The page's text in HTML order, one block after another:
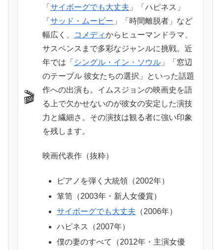
🎬
「 サイボーグでも大丈夫 」「ハピネス」
「 サッド・ムービー 」「時間離脱者」など
幅広く、
コメディからヒューマンドラマ、
サスペンスまで多彩なジャンルに挑戦。近
年では「 シングル・イン・ソウル 」「窓辺
のテーブル 彼女たちの選択」といった話題
作への出演も。イムスジョンの映画史を語
る上で欠かせないのが彼女の安定した演技
力と繊細さ。その演技は観る者に強い印象
を残します。
映画代表作（抜粋）
ピアノを弾く大統領（2002年）
箪笥（2003年・新人女優賞）
サイボーグでも大丈夫 （2006年）
ハピネス（2007年）
僕の妻のすべて（2012年・主演女優